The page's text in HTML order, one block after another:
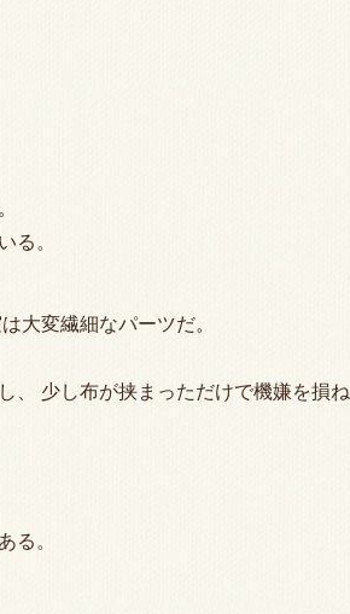
る。
大変繊細なパーツだ。
、 少し布が挟まっただけで機嫌を損ね
る。